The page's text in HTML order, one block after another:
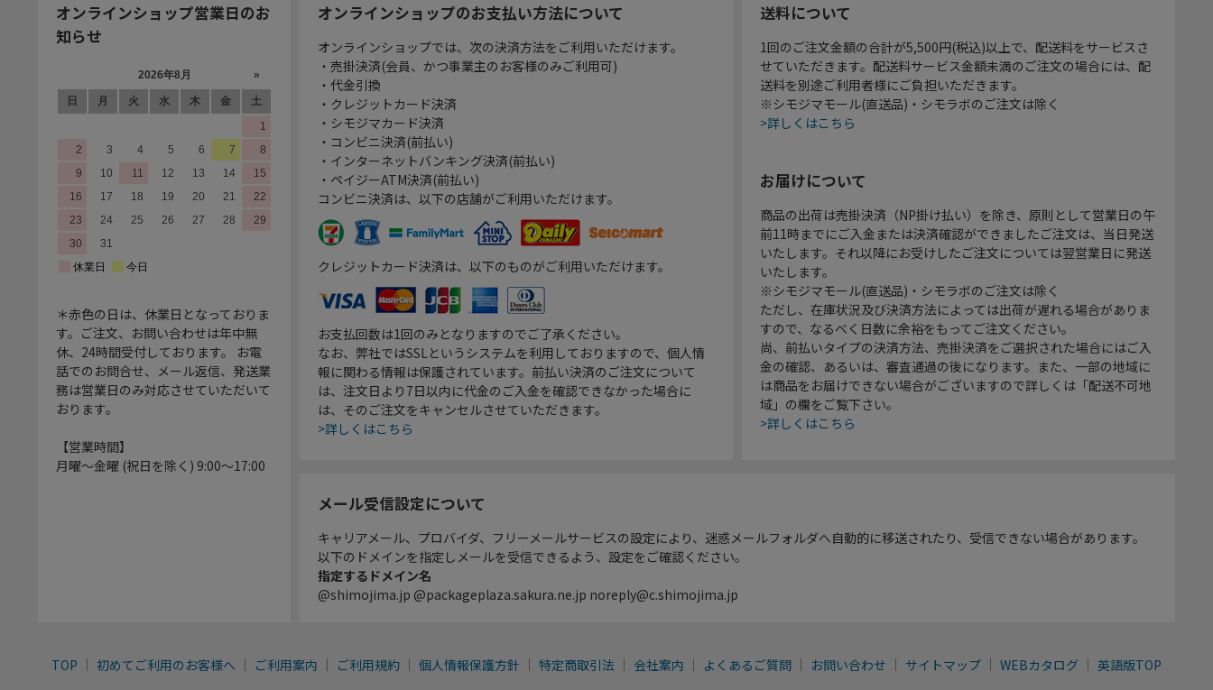
オンラインショップ営業日のお
知らせ
＊赤色の日は、休業日となっておりま
す。ご注文、お問い合わせは年中無
休、24時間受付しております。 お電
話でのお問合せ、メール返信、発送業
務は営業日のみ対応させていただいて
おります。
【営業時間】
月曜～金曜 (祝日を除く) 9:00～17:00
オンラインショップのお支払い方法について
オンラインショップでは、次の決済方法をご利用いただけます。
・売掛決済(会員、かつ事業主のお客様のみご利用可)
・代金引換
・クレジットカード決済
・シモジマカード決済
・コンビニ決済(前払い)
・インターネットバンキング決済(前払い)
・ペイジーATM決済(前払い)
コンビニ決済は、以下の店舗がご利用いただけます。
クレジットカード決済は、以下のものがご利用いただけます。
お支払回数は1回のみとなりますのでご了承ください。
なお、弊社ではSSLというシステムを利用しておりますので、個人情
報に関わる情報は保護されています。前払い決済のご注文について
は、注文日より7日以内に代金のご入金を確認できなかった場合に
は、そのご注文をキャンセルさせていただきます。
>詳しくはこちら
送料について
1回のご注文金額の合計が5,500円(税込)以上で、配送料をサービスさ
せていただきます。配送料サービス金額未満のご注文の場合には、配
送料を別途ご利用者様にご負担いただきます。
※シモジマモール(直送品)・シモラボのご注文は除く
>詳しくはこちら
お届けについて
商品の出荷は売掛決済（NP掛け払い）を除き、原則として営業日の午
前11時までにご入金または決済確認ができましたご注文は、当日発送
いたします。それ以降にお受けしたご注文については翌営業日に発送
いたします。
※シモジマモール(直送品)・シモラボのご注文は除く
ただし、在庫状況及び決済方法によっては出荷が遅れる場合がありま
すので、なるべく日数に余裕をもってご注文ください。
尚、前払いタイプの決済方法、売掛決済をご選択された場合にはご入
金の確認、あるいは、審査通過の後になります。また、一部の地域に
は商品をお届けできない場合がございますので詳しくは「配送不可地
域」の欄をご覧下さい。
>詳しくはこちら
メール受信設定について
キャリアメール、プロバイダ、フリーメールサービスの設定により、迷惑メールフォルダへ自動的に移送されたり、受信できない場合があります。
以下のドメインを指定しメールを受信できるよう、設定をご確認ください。
指定するドメイン名
@shimojima.jp @packageplaza.sakura.ne.jp noreply@c.shimojima.jp
TOP 初めてご利用のお客様へ ご利用案内 ご利用規約 個人情報保護方針 特定商取引法 会社案内 よくあるご質問 お問い合わせ サイトマップ WEBカタログ 英語版TOP